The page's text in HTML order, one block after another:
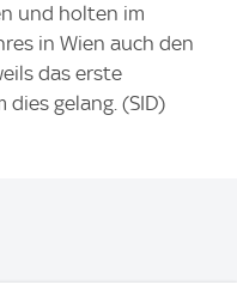
und holten im
in Wien auch den
das erste
dies gelang. (SID)